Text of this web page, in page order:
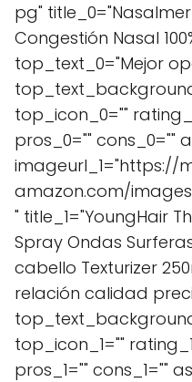
pg"
Congestión Nasal
top_text_0="Mejor
top_icon_0=""
pros_0="" cons_0=""
imageurl_1="https://
amazon.com/images/
" title_1="YoungHair
Spray Ondas
cabello Texturizer
relación calidad
top_icon_1=""
pros_1="" cons_1=""